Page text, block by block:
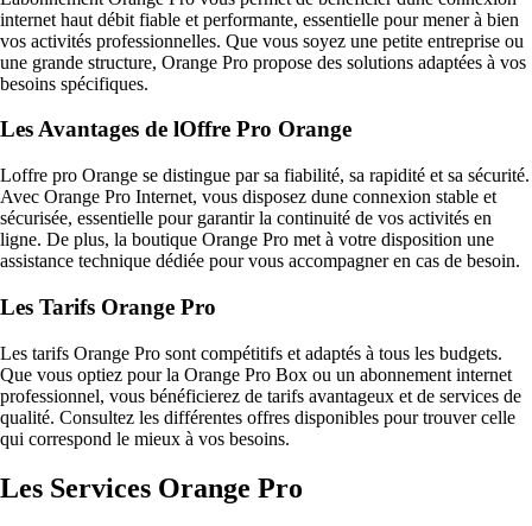
internet haut débit fiable et performante, essentielle pour mener à bien
vos activités professionnelles. Que vous soyez une petite entreprise ou
une grande structure, Orange Pro propose des solutions adaptées à vos
besoins spécifiques.
Les Avantages de lOffre Pro Orange
Loffre pro Orange se distingue par sa fiabilité, sa rapidité et sa sécurité.
Avec Orange Pro Internet, vous disposez dune connexion stable et
sécurisée, essentielle pour garantir la continuité de vos activités en
ligne. De plus, la boutique Orange Pro met à votre disposition une
assistance technique dédiée pour vous accompagner en cas de besoin.
Les Tarifs Orange Pro
Les tarifs Orange Pro sont compétitifs et adaptés à tous les budgets.
Que vous optiez pour la Orange Pro Box ou un abonnement internet
professionnel, vous bénéficierez de tarifs avantageux et de services de
qualité. Consultez les différentes offres disponibles pour trouver celle
qui correspond le mieux à vos besoins.
Les Services Orange Pro